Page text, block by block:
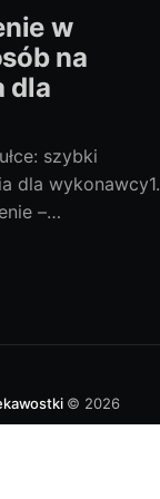
w
na
dla
szybki
dla wykonawcy1.
–
jaką przekrój i
czyli
© 2026